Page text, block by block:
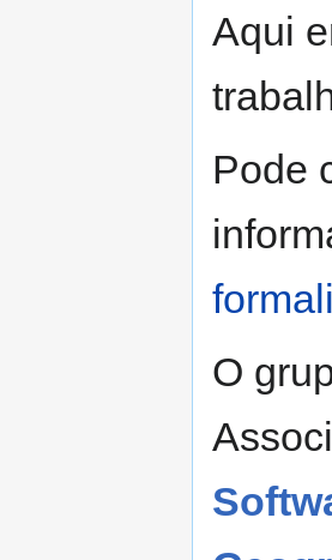
Aqui
Pode
O